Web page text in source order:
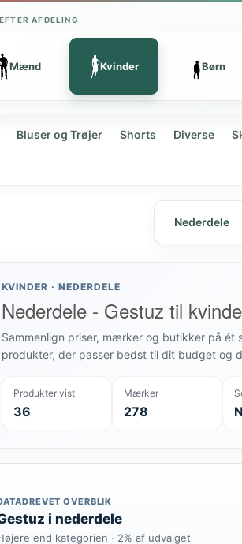
AFDELING
Mænd Kvinder Børn
Bluser og Trøjer Shorts Diverse
Nederdele
KVINDER · NEDERDELE
Nederdele - Gestuz til
Sammenlign priser, mærker og butikker på ét
produkter, der passer bedst til dit budget og
Produkter vist
36
Mærker
278
OVERBLIK
i nederdele
end kategorien · 2% af udvalget